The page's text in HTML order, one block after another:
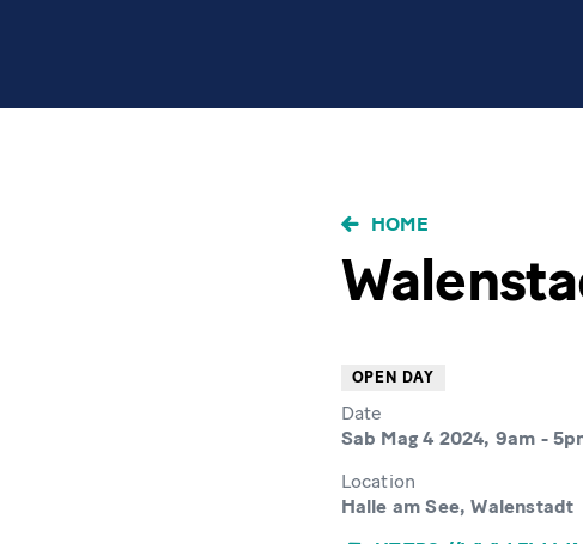
BRICIOLE
DI
PANE
HOME
OPEN DAY
Date
Sab Mag 4 2024, 9am -
Location
Halle am See, Walenstadt